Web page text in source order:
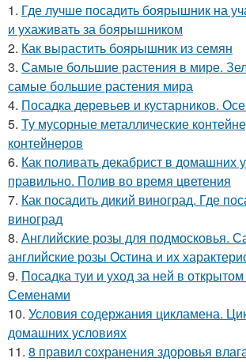
1. Где лучше посадить боярышник на
и ухаживать за боярышником
2. Как вырастить боярышник из семян
3. Самые большие растения в мире.
самые большие растения мира
4. Посадка деревьев и кустарников.
5. Ту мусорные металлические
контейнеров
6. Как поливать декабрист в домашних
правильно. Полив во время цветения
7. Как посадить дикий виноград. Где
виноград
8. Английские розы для подмосковья.
английские розы Остина и их
9. Посадка туи и уход за ней в открытом
Семенами
10. Условия содержания цикламена.
домашних условиях
11. 8 правил сохранения здоровья